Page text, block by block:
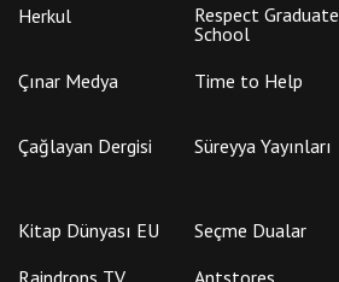
Herkul
Respect Graduate
School
Çınar Medya Time to Help
Çağlayan Dergisi
Süreyya Yayınları
Kitap Dünyası EU
Seçme Dualar
Raindrops TV
Antstores